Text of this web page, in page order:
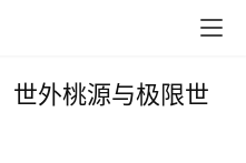
世外桃源与极限世